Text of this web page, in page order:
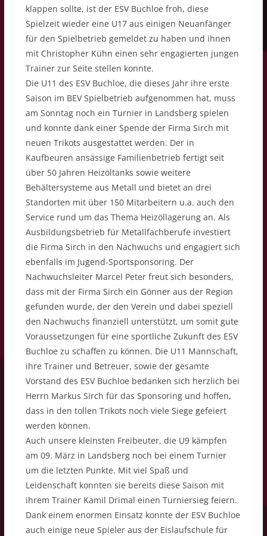
klappen sollte, ist der ESV Buchloe froh, diese
Spielzeit wieder eine U17 aus einigen Neuanfänger
für den Spielbetrieb gemeldet zu haben und ihnen
mit Christopher Kühn einen sehr engagierten jungen
Trainer zur Seite stellen konnte.
Die U11 des ESV Buchloe, die dieses Jahr ihre erste
Saison im BEV Spielbetrieb aufgenommen hat, muss
am Sonntag noch ein Turnier in Landsberg spielen
und konnte dank einer Spende der Firma Sirch mit
neuen Trikots ausgestattet werden. Der in
Kaufbeuren ansässige Familienbetrieb fertigt seit
über 50 Jahren Heizöltanks sowie weitere
Behältersysteme aus Metall und bietet an drei
Standorten mit über 150 Mitarbeitern u.a. auch den
Service rund um das Thema Heizöllagerung an. Als
Ausbildungsbetrieb für Metallfachberufe investiert
die Firma Sirch in den Nachwuchs und engagiert sich
ebenfalls im Jugend-Sportsponsoring. Der
Nachwuchsleiter Marcel Peter freut sich besonders,
dass mit der Firma Sirch ein Gönner aus der Region
gefunden wurde, der den Verein und dabei speziell
den Nachwuchs finanziell unterstützt, um somit gute
Voraussetzungen für eine sportliche Zukunft des ESV
Buchloe zu schaffen zu können. Die U11 Mannschaft,
ihre Trainer und Betreuer, sowie der gesamte
Vorstand des ESV Buchloe bedanken sich herzlich bei
Herrn Markus Sirch für das Sponsoring und hoffen,
dass in den tollen Trikots noch viele Siege gefeiert
werden können.
Auch unsere kleinsten Freibeuter, die U9 kämpfen
am 09. März in Landsberg noch bei einem Turnier
um die letzten Punkte. Mit viel Spaß und
Leidenschaft konnten sie bereits diese Saison mit
ihrem Trainer Kamil Drimal einen Turniersieg feiern.
Dank einem enormen Einsatz konnte der ESV Buchloe
auch einige neue Spieler aus der Eislaufschule für